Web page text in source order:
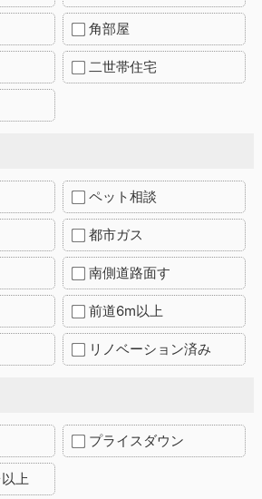
角部屋
二世帯住宅
ペット相談
都市ガス
南側道路面す
前道6m以上
リノベーション済み
プライスダウン
上